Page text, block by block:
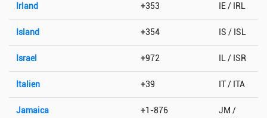
Irland +353 IE / IRL
Island +354 IS / ISL
Israel +972 IL / ISR
Italien +39 IT / ITA
Jamaica +1-876
JM /